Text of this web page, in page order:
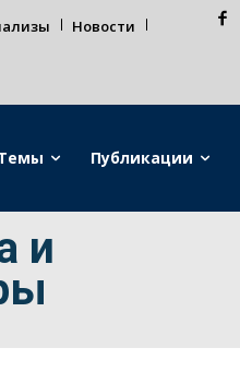
Новости
Публикации
и